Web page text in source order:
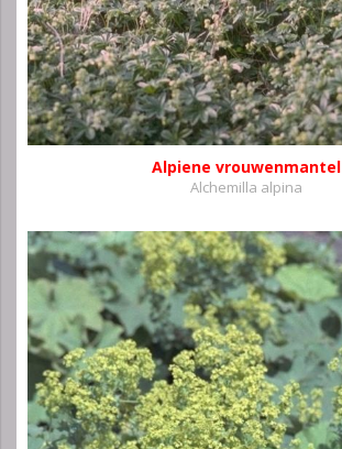
Alpiene vrouwenmantel
Alchemilla alpina